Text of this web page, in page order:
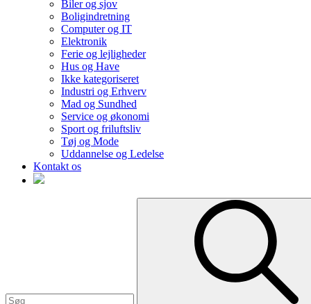
Biler og sjov
Boligindretning
Computer og IT
Elektronik
Ferie og lejligheder
Hus og Have
Ikke kategoriseret
Industri og Erhverv
Mad og Sundhed
Service og økonomi
Sport og friluftsliv
Tøj og Mode
Uddannelse og Ledelse
Kontakt os